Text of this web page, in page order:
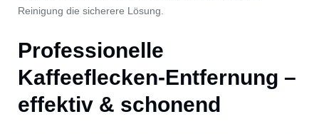
Reinigung die sicherere Lösung.
Professionelle
Kaffeeflecken-Entfernung –
effektiv & schonend